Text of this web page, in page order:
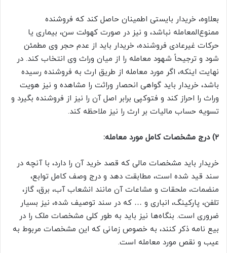
بعلاوه، خریدار بایستی اطمینان حاصل کند که فروشنده
ممنوع‌المعامله نباشد، و نیز در صورت کهولت سن، بیماری یا
حرکات غیرعادی فروشنده، خریدار باید از عدم حجر وی مطمئن
شود و ترجیحاً شهود معامله را از میان وراث وی انتخاب کند. در
نهایت اینکه، اگر مورد معامله از طریق ارث به فروشنده رسیده
باشد، خریدار باید گواهی انحصار وراثت را مشاهده و نیز هویت
وراث را احراز کند و فتوکپی برابر اصل آن را نیز از فروشنده بگیرد و
تسویه حساب مالیات بر ارث را نیز ملاحظه کند.
۲) درج مشخصات کامل مورد معامله:
خریدار باید مشخصات مالی که قصد خرید آن را دارد، با آنچه در
سند قید شده است، مطابقت دهد و درج وصف کامل توابع،
منضمات، ملحقات و مشاعات آن مانند انشعاب آب، برق، گاز،
تلفن، پارکینگ، انباری و … که در سند توصیف شده، نیز بسیار
ضروری است. بنگاه‌ها نیز باید به طور کلی مشخصات ملک را در
بیع نامه ذکر کنند، به خصوص زمانی که این مشخصات مربوط به
عیب و نقص مورد معامله است.